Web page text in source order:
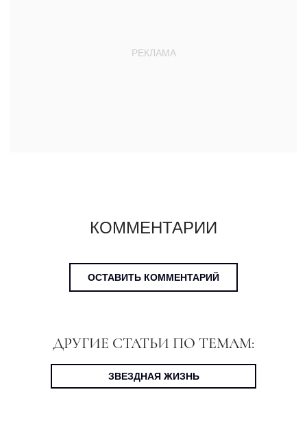
КОММЕНТАРИИ
ОСТАВИТЬ КОММЕНТАРИЙ
ДРУГИЕ СТАТЬИ ПО ТЕМАМ:
ЗВЕЗДНАЯ ЖИЗНЬ